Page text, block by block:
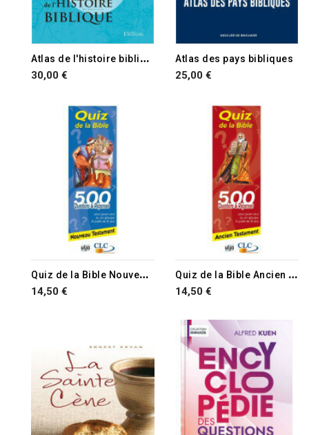
A
tlas de l'histoire biblique
30,00 €
RUPTURE DE STOCK
Atlas des pays bibliques
25,00 €
RUPTURE DE STOCK Q
uiz de la Bible Nouveau Testament
14,50 €
RUPTURE DE STOCK Q
uiz de la Bible Ancien Testament
14,50 €